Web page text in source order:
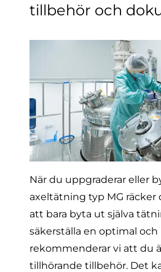
tillbehör och
När du uppgraderar eller
axeltätning typ MG räcker
att bara byta ut själva
säkerställa en optimal
rekommenderar vi att du
tillhörande tillbehör. Det